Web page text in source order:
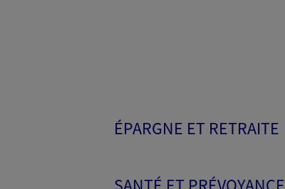
ÉPARGNE ET RETRAITE